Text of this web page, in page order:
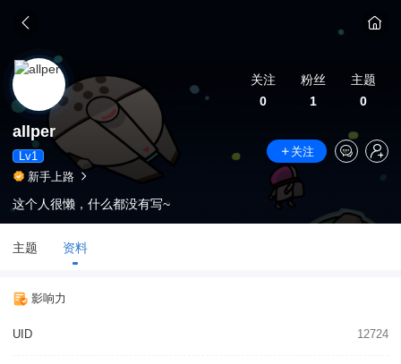
关注
0
粉丝
1
主题
0
allper
Lv1
关注
新手上路
这个人很懒，什么都没有写~
主题 资料
影响力
UID 12724